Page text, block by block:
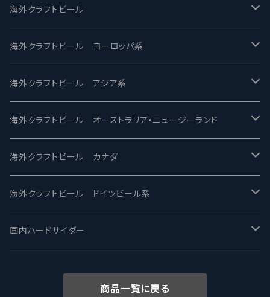
UCHU BREWING -うちゅうブルーイング
バテレ -VERTERE
2nd Story Ale Works -セカンドストーリー
ビアへるん - Beer Hearn
忽布古丹醸造 - HOP KOTAN
ワイマーケットブルーイング Y.Market Brewing
志賀高原ビール - SIGAKOGEN
海外クラフトビール
Modern Times モダンタイムズ
Maui マウイ
Toppling Goliath トップリンゴライアス
Fair State フェアステイト
Lagunitas ラグニタス
FirestoneWalker ファイアストーン
海外クラフトビール ヨーロッパ系
UnBarred -アンバード
SAIREN /サイレン
ワイルドチャイルド - Wilde Child
BrewDog Brewery - ブリュードッグ
The Flying Inn / ザ フライイング イン
海外クラフトビール アジア系
gweilo-鬼佬 グウァイロ
Heart Of Darkness - ハートオブダークネス
Carbon brews -カーボン
TAIHU - タイフー
海外クラフトビール オーストラリア・ニュージーランド
ROCKY RIDGE - ロッキーリッジ
BODRIGGY BREWING ボッドリッジー
CO-CONSPIRATORS コ・コンスピレーターズ
海外クラフトビール カナダ
Jackie O's ジャッキーオーズ
Westbrook ウェストブルック
海外クラフトビール ドイツビール系
Karmeliten カーメリテン
国内ハードサイダー
商品一覧に戻る